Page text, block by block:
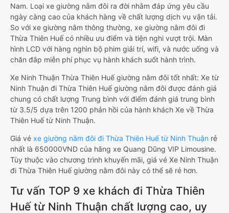
Nam. Loại xe giường nằm đôi ra đời nhằm đáp ứng yêu cầu
ngày càng cao của khách hàng về chất lượng dịch vụ vận tải.
So với xe giường nằm thông thường, xe giường nằm đôi đi
Thừa Thiên Huế có nhiều ưu điểm và tiện nghi vượt trội. Màn
hình LCD với hàng nghìn bộ phim giải trí, wifi, và nước uống và
chăn đắp miễn phí phục vụ hành khách suốt hành trình.
Xe Ninh Thuận Thừa Thiên Huế giường nằm đôi tốt nhất: Xe từ
Ninh Thuận đi Thừa Thiên Huế giường nằm đôi được đánh giá
chung có chất lượng Trung bình với điểm đánh giá trung bình
từ 3.5/5 dựa trên 1200 phản hồi của hành khách Xe về Thừa
Thiên Huế từ Ninh Thuận.
Giá vé xe giường nằm đôi đi Thừa Thiên Huế từ Ninh Thuận rẻ
nhất là 650000VND của hãng xe Quang Dũng VIP Limousine.
Tùy thuộc vào chương trình khuyến mãi, giá vé Xe Ninh Thuận
đi Thừa Thiên Huế giường nằm đôi này có thể sẽ rẻ hơn.
Tư vấn TOP 9 xe khách đi Thừa Thiên
Huế từ Ninh Thuận chất lượng cao, uy